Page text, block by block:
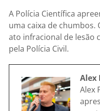
A Polícia Científica
uma caixa de chumbos.
ato infracional de lesão
pela Polícia Civil.
Alex
Alex